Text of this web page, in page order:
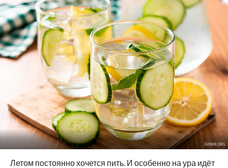
24SMI.ORG
Летом постоянно хочется пить. И особенно на ура идёт